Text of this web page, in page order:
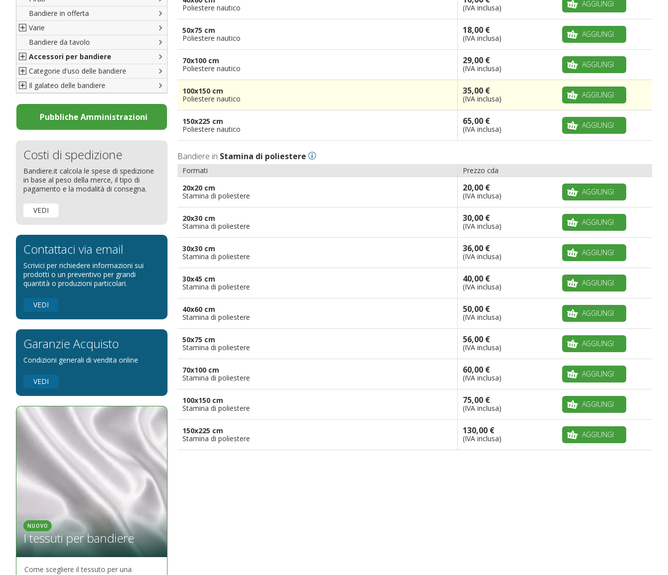
Porte di Milano
Francesi
Americane
Britanniche
Resto del Mondo
Bandiere in offerta
Varie
Bandiere del CICAP - Think Deep
Bandiere di Orgoglio Bresciano
Organizzazioni internazionali
Diplomatiche
Bandiere Pubblicitarie
Natale e altre festività
Bandiere etniche e religiose
Bandiere da tavolo
Accessori per bandiere
Accessori per bandiere
Accessori per bandiere da tavolo
Categorie d'uso delle bandiere
Bandiere segnavento
Bandiere per sbandieratori
Bandiere per barche
Bandiere per hotel
Bandiere per eventi
Bandiere per biciclette
Bandiere per autosaloni
Bandiere Palio
Bandiere per enti pubblici
Bandiere per riserve naturali e parchi
Bandiere per musicisti
Bandiere per feste
pennoni per bandiere
Il galateo delle bandiere
La bandiera
Come disporre le bandiere
Dimensioni delle bandiere
Come piegare il tricolore
Pubbliche Amministrazioni
Costi di spedizione
Bandiere.it calcola le spese di spedizione
in base al peso della merce, il tipo di
pagamento e la modalità di consegna.
VEDI
Contattaci via email
Scrivici per richiedere informazioni sui
prodotti o un preventivo per grandi
quantità o produzioni particolari.
VEDI
Garanzie Acquisto
Condizioni generali di vendita online
VEDI
NUOVO
I tessuti per bandiere
Come scegliere il tessuto per una
Poliestere nautico
(IVA inclusa) AGGIUNGI
50x75 cm
Poliestere nautico
18,00 €
(IVA inclusa) AGGIUNGI
70x100 cm
Poliestere nautico
29,00 €
(IVA inclusa) AGGIUNGI
100x150 cm
Poliestere nautico
35,00 €
(IVA inclusa) AGGIUNGI
150x225 cm
Poliestere nautico
65,00 €
(IVA inclusa) AGGIUNGI
Bandiere in Stamina di poliestere
Formati
Prezzo cda
20x20 cm
Stamina di poliestere
20,00 €
(IVA inclusa) AGGIUNGI
20x30 cm
Stamina di poliestere
30,00 €
(IVA inclusa) AGGIUNGI
30x30 cm
Stamina di poliestere
36,00 €
(IVA inclusa) AGGIUNGI
30x45 cm
Stamina di poliestere
40,00 €
(IVA inclusa) AGGIUNGI
40x60 cm
Stamina di poliestere
50,00 €
(IVA inclusa) AGGIUNGI
50x75 cm
Stamina di poliestere
56,00 €
(IVA inclusa) AGGIUNGI
70x100 cm
Stamina di poliestere
60,00 €
(IVA inclusa) AGGIUNGI
100x150 cm
Stamina di poliestere
75,00 €
(IVA inclusa) AGGIUNGI
150x225 cm
Stamina di poliestere
130,00 €
(IVA inclusa) AGGIUNGI